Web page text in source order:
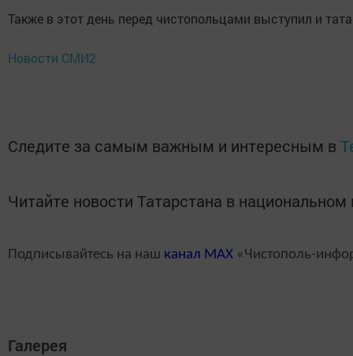
Также в этот день перед чистопольцами выступил и
Новости СМИ2
Следите за самым важным и интересным в
Читайте новости Татарстана в
Подписывайтесь на наш канал MAX «Чистополь-
Галерея